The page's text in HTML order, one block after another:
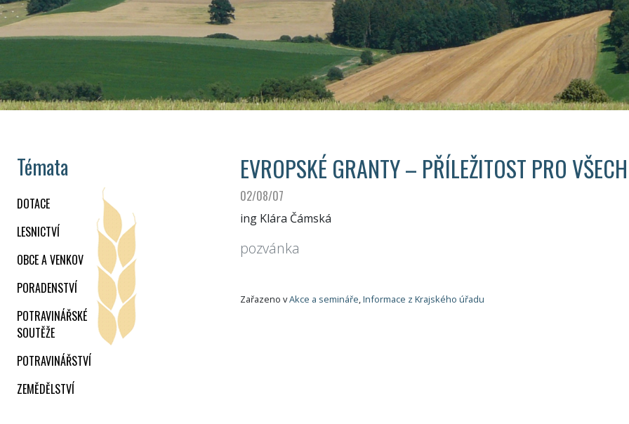
Témata
DOTACE
LESNICTVÍ
OBCE A VENKOV
PORADENSTVÍ
POTRAVINÁŘSKÉ
SOUTĚŽE
POTRAVINÁŘSTVÍ
ZEMĚDĚLSTVÍ
EVROPSKÉ GRANTY – PŘÍLEŽITOST PRO
02/08/07
ing Klára Čámská
pozvánka
Zařazeno vAkce a semináře,Informace z Krajského úřadu